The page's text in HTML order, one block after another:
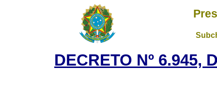
DECRETO Nº 6.945,